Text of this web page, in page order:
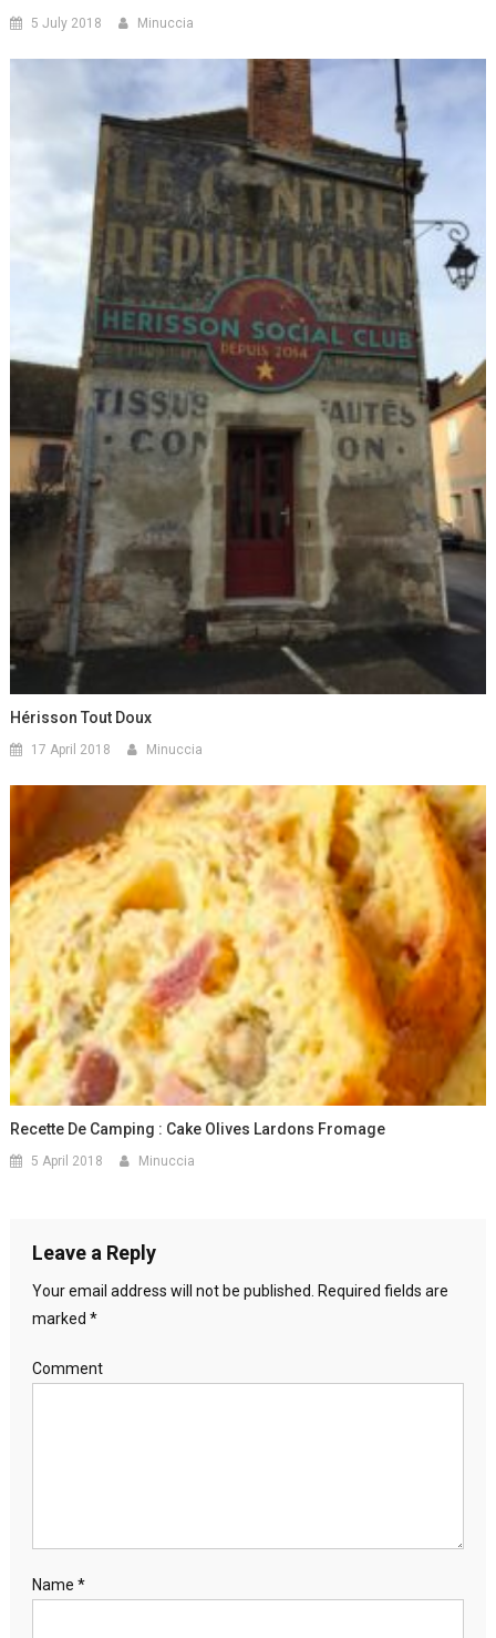
5 July 2018 Minuccia
Hérisson Tout Doux
17 April 2018 Minuccia
Recette De Camping : Cake Olives Lardons Fromage
5 April 2018 Minuccia
Leave a Reply
Your email address will not be published.
Required fields are
marked *
Comment
Name *